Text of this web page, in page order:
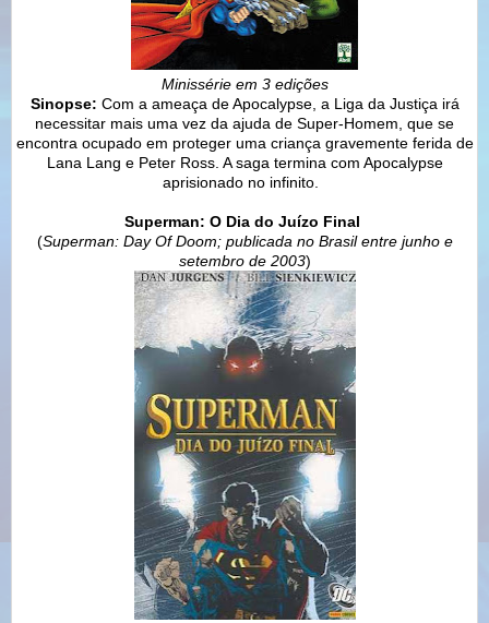
Minissérie em 3 edições
Sinopse: Com a ameaça de Apocalypse, a Liga da Justiça irá
necessitar mais uma vez da ajuda de Super-Homem, que se
encontra ocupado em proteger uma criança gravemente ferida de
Lana Lang e Peter Ross. A saga termina com Apocalypse
aprisionado no infinito.
Superman: O Dia do Juízo Final
(Superman: Day Of Doom; publicada no Brasilentre junho e
setembro de 2003)